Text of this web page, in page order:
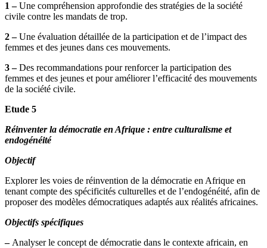
1 –Une compréhension approfondie des stratégies de la société
civile contre les mandats de trop.
2 –Une évaluation détaillée de la participation et de l’impact des
femmes et des jeunes dans ces mouvements.
3 –Des recommandations pour renforcer la participation des
femmes et des jeunes et pour améliorer l’efficacité des mouvements
de la société civile.
Etude 5
Réinventer la démocratie en Afrique : entre culturalisme et
endogénéité
Objectif
Explorer les voies de réinvention de la démocratie en Afrique en
tenant compte des spécificités culturelles et de l’endogénéité, afin de
proposer des modèles démocratiques adaptés aux réalités africaines.
Objectifs spécifiques
– Analyser le concept de démocratie dans le contexte africain, en